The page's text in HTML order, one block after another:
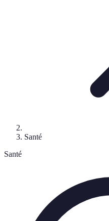
Santé
Santé